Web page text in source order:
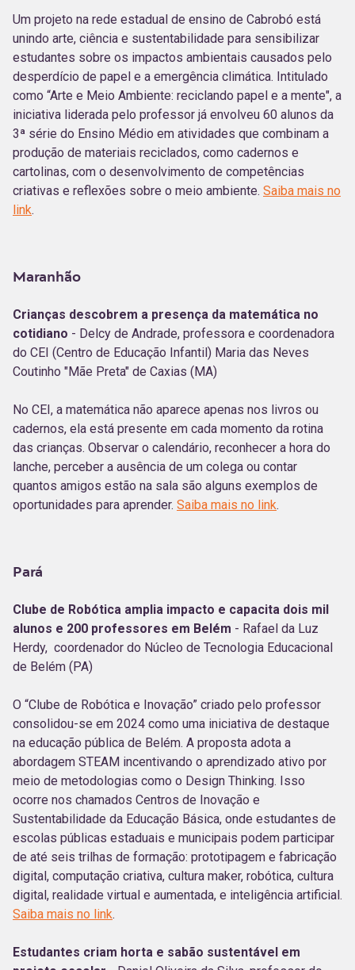
Um projeto na rede estadual de ensino de Cabrobó está
unindo arte, ciência e sustentabilidade para sensibilizar
estudantes sobre os impactos ambientais causados pelo
desperdício de papel e a emergência climática. Intitulado
como “Arte e Meio Ambiente: reciclando papel e a mente", a
iniciativa liderada pelo professor já envolveu 60 alunos da
3ª série do Ensino Médio em atividades que combinam a
produção de materiais reciclados, como cadernos e
cartolinas, com o desenvolvimento de competências
criativas e reflexões sobre o meio ambiente. Saiba mais no
link.
Maranhão
Crianças descobrem a presença da matemática no
cotidiano - Delcy de Andrade, professora e coordenadora
do CEI (Centro de Educação Infantil) Maria das Neves
Coutinho "Mãe Preta" de Caxias (MA)
No CEI, a matemática não aparece apenas nos livros ou
cadernos, ela está presente em cada momento da rotina
das crianças. Observar o calendário, reconhecer a hora do
lanche, perceber a ausência de um colega ou contar
quantos amigos estão na sala são alguns exemplos de
oportunidades para aprender. Saiba mais no link.
Pará
Clube de Robótica amplia impacto e capacita dois mil
alunos e 200 professores em Belém - Rafael da Luz
Herdy, coordenador do Núcleo de Tecnologia Educacional
de Belém (PA)
O “Clube de Robótica e Inovação” criado pelo professor
consolidou-se em 2024 como uma iniciativa de destaque
na educação pública de Belém. A proposta adota a
abordagem STEAM incentivando o aprendizado ativo por
meio de metodologias como o Design Thinking. Isso
ocorre nos chamados Centros de Inovação e
Sustentabilidade da Educação Básica, onde estudantes de
escolas públicas estaduais e municipais podem participar
de até seis trilhas de formação: prototipagem e fabricação
digital, computação criativa, cultura maker, robótica, cultura
digital, realidade virtual e aumentada, e inteligência artificial.
Saiba mais no link.
Estudantes criam horta e sabão sustentável em